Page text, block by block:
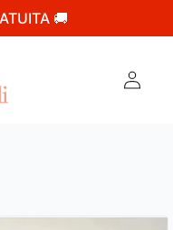
🚚